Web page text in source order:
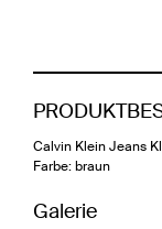
Calvin Klein Jeans
Farbe: braun
Galerie